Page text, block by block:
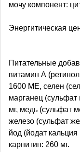
мочу компонент:
Энергитическая
Питательные
витамин А
1600 МЕ, селен
марганец (сульфат
мг, медь (сульфат
железо (сульфат
йод (йодат
карнитин: 260 мг.